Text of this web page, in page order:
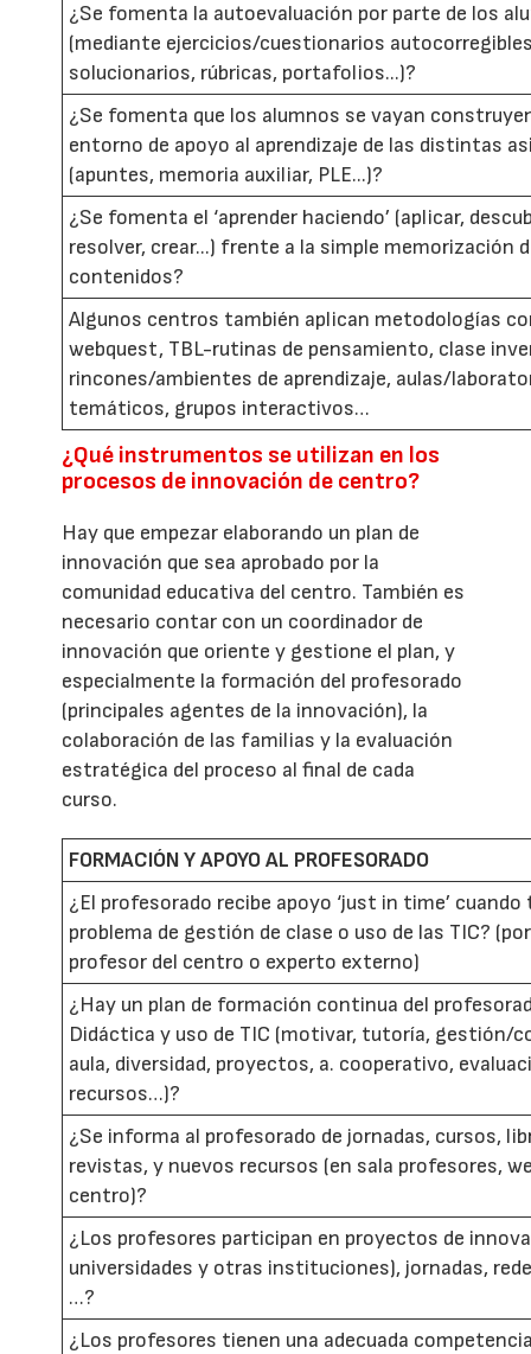
¿Se fomenta la autoevaluación por parte de los
(mediante ejercicios/cuestionarios
solucionarios, rúbricas, portafolios...)?
¿Se fomenta que los alumnos se vayan
entorno de apoyo al aprendizaje de las distintas
(apuntes, memoria auxiliar, PLE...)?
¿Se fomenta el ‘aprender haciendo’ (aplicar,
resolver, crear...) frente a la simple memorización
contenidos?
Algunos centros también aplican metodologías
webquest, TBL-rutinas de pensamiento, clase
rincones/ambientes de aprendizaje, aulas/
temáticos, grupos interactivos…
¿Qué instrumentos se utilizan en los
procesos de innovación de centro?
Hay que empezar elaborando un plan de
innovación que sea aprobado por la
comunidad educativa del centro. También es
necesario contar con un coordinador de
innovación que oriente y gestione el plan, y
especialmente la formación del profesorado
(principales agentes de la innovación), la
colaboración de las familias y la evaluación
estratégica del proceso al final de cada
curso.
FORMACIÓN Y APOYO AL PROFESORADO
¿El profesorado recibe apoyo ‘just in time’ cuando
problema de gestión de clase o uso de las TIC?
profesor del centro o experto externo)
¿Hay un plan de formación continua del
Didáctica y uso de TIC (motivar, tutoría, gestión/
aula, diversidad, proyectos, a. cooperativo,
recursos…)?
¿Se informa al profesorado de jornadas, cursos,
revistas, y nuevos recursos (en sala profesores,
centro)?
¿Los profesores participan en proyectos de
universidades y otras instituciones), jornadas,
…?
¿Los profesores tienen una adecuada